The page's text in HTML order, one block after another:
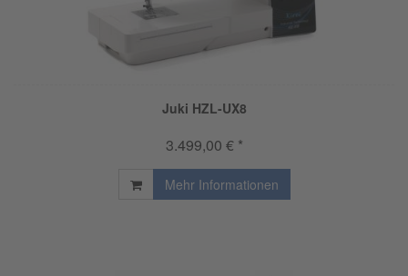
Juki HZL-UX8
3.499,00 € *
Mehr Informationen